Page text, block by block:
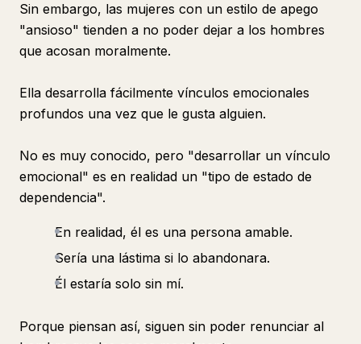
Sin embargo, las mujeres con un estilo de apego
"ansioso" tienden a no poder dejar a los hombres
que acosan moralmente.
Ella desarrolla fácilmente vínculos emocionales
profundos una vez que le gusta alguien.
No es muy conocido, pero "desarrollar un vínculo
emocional" es en realidad un "tipo de estado de
dependencia".
En realidad, él es una persona amable.
Sería una lástima si lo abandonara.
Él estaría solo sin mí.
Porque piensan así, siguen sin poder renunciar al